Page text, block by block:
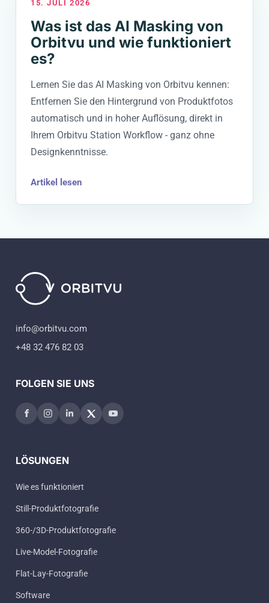
15. JULI 2026
Was ist das AI Masking von
Orbitvu und wie funktioniert
es?
Lernen Sie das AI Masking von Orbitvu kennen:
Entfernen Sie den Hintergrund von Produktfotos
automatisch und in hoher Auflösung, direkt in
Ihrem Orbitvu Station Workflow - ganz ohne
Designkenntnisse.
Artikel lesen
info@orbitvu.com
+48 32 476 82 03
FOLGEN SIE UNS
LÖSUNGEN
Wie es funktioniert
Still-Produktfotografie
360-/3D-Produktfotografie
Live-Model-Fotografie
Flat-Lay-Fotografie
Software